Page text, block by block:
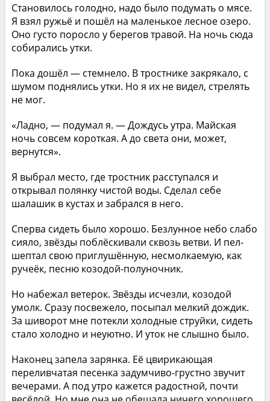
Становилось голодно, надо было подумать о мясе.
Я взял ружьё и пошёл на маленькое лесное озеро.
Оно густо поросло у берегов травой. На ночь сюда
собирались утки.
Пока дошёл — стемнело. В тростнике закрякало, с
шумом поднялись утки. Но я их не видел, стрелять
не мог.
«Ладно, — подумал я. — Дождусь утра. Майская
ночь совсем короткая. А до света они, может,
вернутся».
Я выбрал место, где тростник расступался и
открывал полянку чистой воды. Сделал себе
шалашик в кустах и забрался в него.
Сперва сидеть было хорошо. Безлунное небо слабо
сияло, звёзды поблёскивали сквозь ветви. И пел-
шептал свою приглушённую, несмолкаемую, как
ручеёк, песню козодой-полуночник.
Но набежал ветерок. Звёзды исчезли, козодой
умолк. Сразу посвежело, посыпал мелкий дождик.
За шиворот мне потекли холодные струйки, сидеть
стало холодно и неуютно. И уток не слышно было.
Наконец запела зарянка. Её цвирикающая
переливчатая песенка задумчиво-грустно звучит
вечерами. А под утро кажется радостной, почти